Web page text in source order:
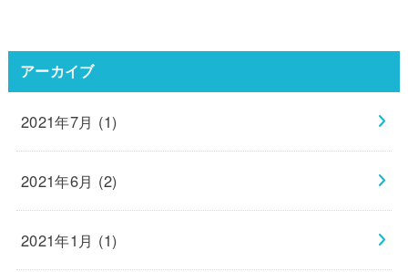
アーカイブ
2021年7月 (1)
2021年6月 (2)
2021年1月 (1)